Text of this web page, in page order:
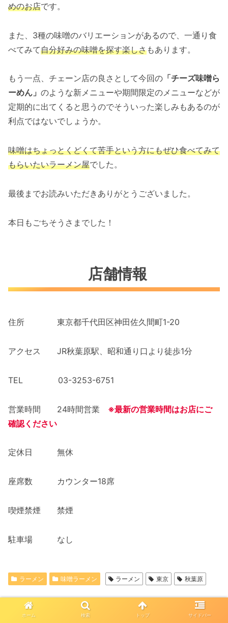
めのお店です。
また、3種の味噌のバリエーションがあるので、一通り食
べてみて自分好みの味噌を探す楽しさもあります。
もう一点、チェーン店の良さとして今回の 「チーズ味噌ら
ーめん」 のような新メニューや期間限定のメニューなどが
定期的に出てくると思うのでそういった楽しみもあるのが
利点ではないでしょうか。
味噌はちょっとくどくて苦手という方にもぜひ食べてみて
もらいたいラーメン屋でした。
最後までお読みいただきありがとうございました。
本日もごちそうさまでした！
店舗情報
住所 東京都千代田区神田佐久間町1-20
アクセス JR秋葉原駅、昭和通り口より徒歩1分
TEL 03-3253-6751
営業時間 24時間営業 ※最新の営業時間はお店にご
確認ください
定休日 無休
座席数 カウンター18席
喫煙禁煙 禁煙
駐車場 なし
ラーメン 味噌ラーメン ラーメン 東京 秋葉原
ホーム 検索 トップ サイドバー